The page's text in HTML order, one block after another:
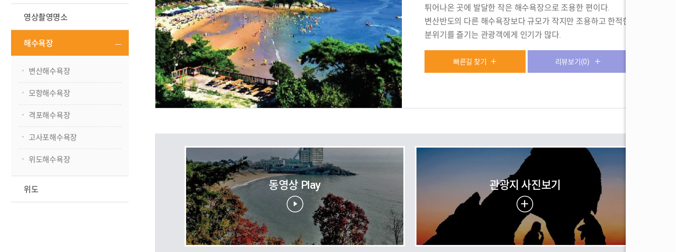
영상촬영명소
해수욕장
변산해수욕장
모항해수욕장
격포해수욕장
고사포해수욕장
위도해수욕장
위도
튀어나온 곳에 발달한 작은 해수욕장으로 조용한 편이다.
변산반도의 다른 해수욕장보다 규모가 작지만 조용하고 한적한
분위기를 즐기는 관광객에게 인기가 많다.
빠른길 찾기 리뷰보기(0)
동영상 Play 관광지 사진보기